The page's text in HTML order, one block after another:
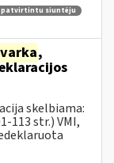
siuntėju
,
skelbiama:
113 str.) VMI,